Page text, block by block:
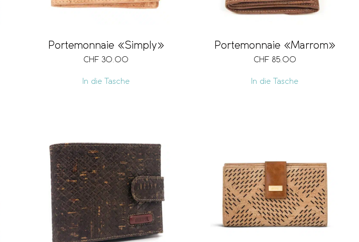
Portemonnaie «Simply»
CHF 30.00
In die Tasche
Portemonnaie «Marrom»
CHF 85.00
In die Tasche